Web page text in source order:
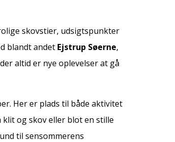
skovstier, udsigtspunkter
blandt andet Ejstrup Søerne,
altid er nye oplevelser at gå
Her er plads til både aktivitet
og skov eller blot en stille
til sensommerens